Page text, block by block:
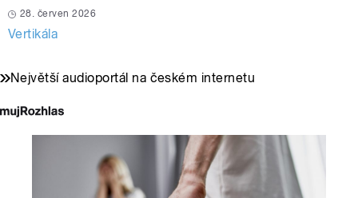
28. červen 2026
Vertikála
Největší audioportál na českém internetu